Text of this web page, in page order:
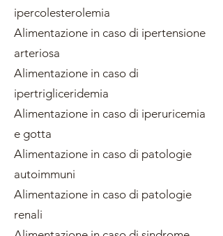
ipercolesterolemia
Alimentazione in caso di ipertensione
arteriosa
Alimentazione in caso di
ipertrigliceridemia
Alimentazione in caso di iperuricemia
e gotta
Alimentazione in caso di patologie
autoimmuni
Alimentazione in caso di patologie
renali